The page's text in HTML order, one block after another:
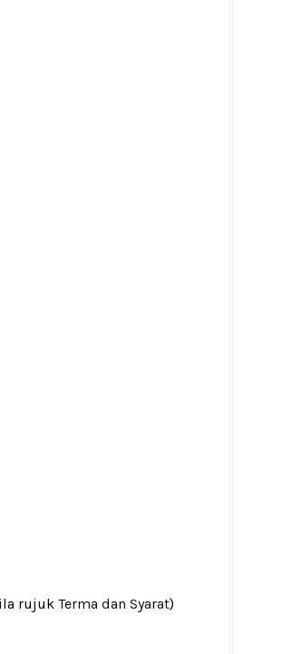
rujuk Terma dan Syarat)